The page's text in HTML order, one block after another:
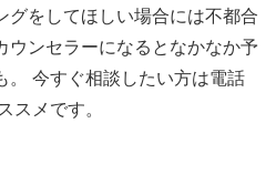
グをしてほしい場合には不都合
ウンセラーになるとなかなか予
。 今すぐ相談したい方は電話
スメです。